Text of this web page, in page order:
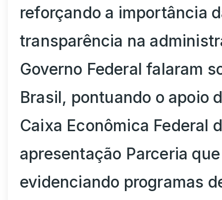
reforçando a importância
transparência na
Governo Federal falaram
Brasil, pontuando o apoio
Caixa Econômica Federal
apresentação Parceria
evidenciando programas